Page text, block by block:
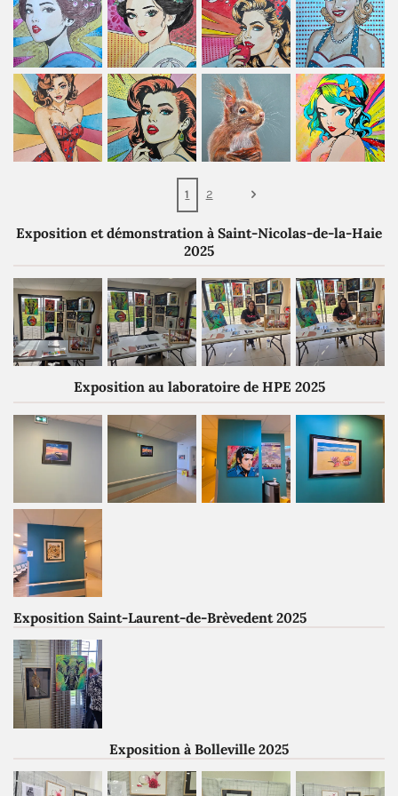
1 2
Exposition et démonstration à Saint-Nicolas-de-la-Haie
2025
Exposition au laboratoire de HPE 2025
Exposition Saint-Laurent-de-Brèvedent 2025
Exposition à Bolleville 2025